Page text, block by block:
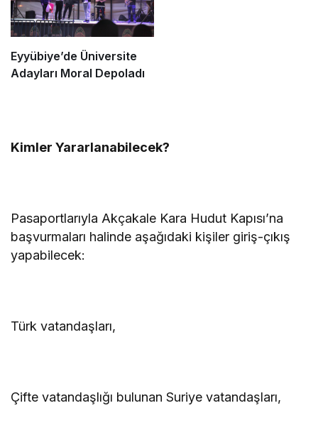
Eyyübiye’de Üniversite
Adayları Moral Depoladı
Kimler Yararlanabilecek?
Pasaportlarıyla Akçakale Kara Hudut Kapısı’na
başvurmaları halinde aşağıdaki kişiler giriş-çıkış
yapabilecek:
Türk vatandaşları,
Çifte vatandaşlığı bulunan Suriye vatandaşları,